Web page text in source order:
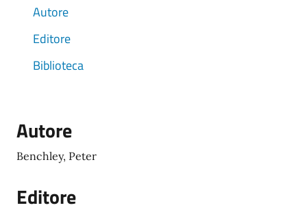
Autore
Editore
Biblioteca
Autore
Benchley, Peter
Editore